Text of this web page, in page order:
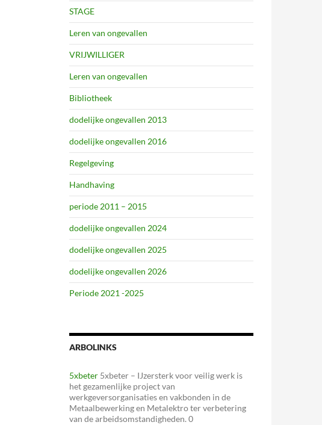
STAGE
Leren van ongevallen
VRIJWILLIGER
Leren van ongevallen
Bibliotheek
dodelijke ongevallen 2013
dodelijke ongevallen 2016
Regelgeving
Handhaving
periode 2011 – 2015
dodelijke ongevallen 2024
dodelijke ongevallen 2025
dodelijke ongevallen 2026
Periode 2021 -2025
ARBOLINKS
5xbeter 5xbeter – IJzersterk voor veilig werk is
het gezamenlijke project van
werkgeversorganisaties en vakbonden in de
Metaalbewerking en Metalektro ter verbetering
van de arbeidsomstandigheden. 0